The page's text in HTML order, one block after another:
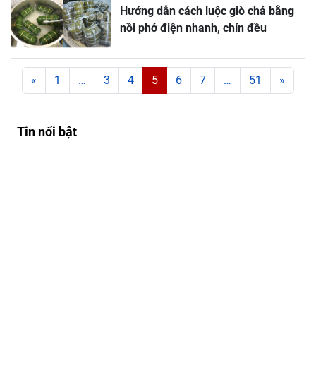
Hướng dẫn cách luộc giò chả bằng
nồi phở điện nhanh, chín đều
Posts navigation
« 1 … 3 4 5 6 7 … 51 »
Tin nổi bật